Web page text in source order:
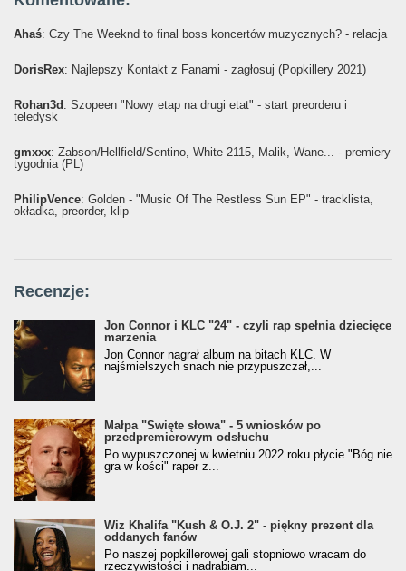
Ahaś: Czy The Weeknd to final boss koncertów muzycznych? - relacja
DorisRex: Najlepszy Kontakt z Fanami - zagłosuj (Popkillery 2021)
Rohan3d : Szopeen "Nowy etap na drugi etat" - start preorderu i
teledysk
gmxxx: Żabson/Hellfield/Sentino, White 2115, Malik, Wane... - premiery
tygodnia (PL)
PhilipVence: Golden - "Music Of The Restless Sun EP" - tracklista,
okładka, preorder, klip
Recenzje:
Jon Connor i KLC "24" - czyli rap spełnia dziecięce
marzenia
Jon Connor nagrał album na bitach KLC. W
najśmielszych snach nie przypuszczał,...
Małpa "Święte słowa" - 5 wniosków po
przedpremierowym odsłuchu
Po wypuszczonej w kwietniu 2022 roku płycie "Bóg nie
gra w kości" raper z...
Wiz Khalifa "Kush & O.J. 2" - piękny prezent dla
oddanych fanów
Po naszej popkillerowej gali stopniowo wracam do
rzeczywistości i nadrabiam...